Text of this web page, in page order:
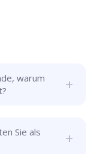
warum
Sie als